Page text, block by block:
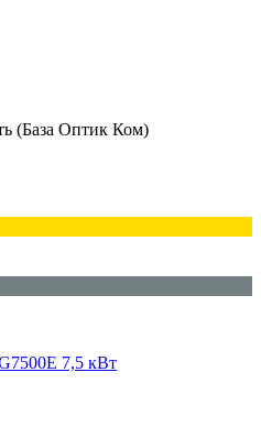
(База Оптик Ком)
7,5 кВт